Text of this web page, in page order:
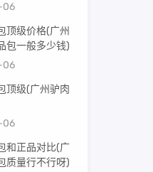
06
顶级价格(广州
包一般多少钱)
06
顶级(广州驴肉
06
和正品对比(广
质量行不行呀)